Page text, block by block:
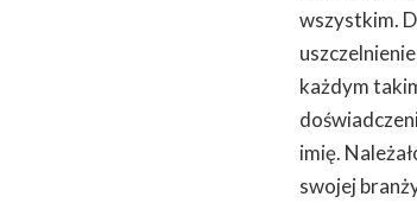
wszystkim.
każdym
imię.
swojej